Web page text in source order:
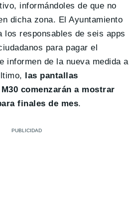
informándoles de que no
dicha zona. El Ayuntamiento
los responsables de seis apps
para pagar el
informen de la nueva medida a
las pantallas
comenzarán a mostrar
finales de mes.